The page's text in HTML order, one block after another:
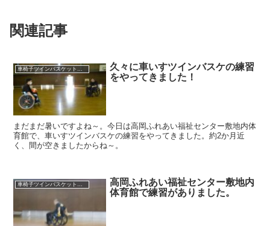
関連記事
久々に車いすツインバスケの練習
をやってきました！
まだまだ暑いですよね～。今日は高岡ふれあい福祉センター敷地内体
育館で、車いすツインバスケの練習をやってきました。約2か月近
く、間が空きましたからね～。
車椅子ツインバスケット練習
高岡ふれあい福祉センター敷地内
体育館で練習がありました。